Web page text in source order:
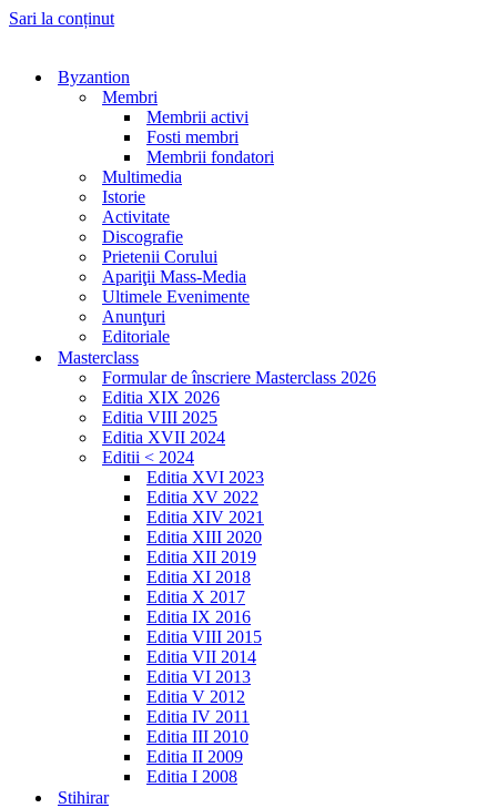
Sari la conținut
Byzantion
Membri
Membrii activi
Fosti membri
Membrii fondatori
Multimedia
Istorie
Activitate
Discografie
Prietenii Corului
Apariţii Mass-Media
Ultimele Evenimente
Anunţuri
Editoriale
Masterclass
Formular de înscriere Masterclass 2026
Editia XIX 2026
Editia VIII 2025
Editia XVII 2024
Editii < 2024
Editia XVI 2023
Editia XV 2022
Editia XIV 2021
Editia XIII 2020
Editia XII 2019
Editia XI 2018
Editia X 2017
Editia IX 2016
Editia VIII 2015
Editia VII 2014
Editia VI 2013
Editia V 2012
Editia IV 2011
Editia III 2010
Editia II 2009
Editia I 2008
Stihirar